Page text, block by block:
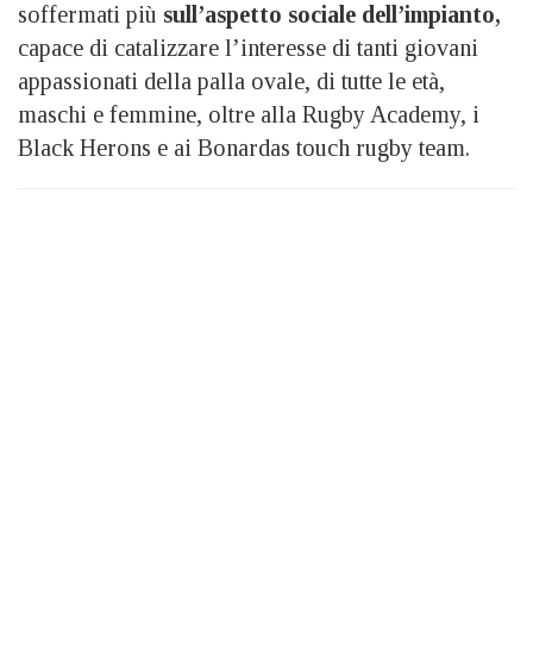
soffermati più sull’aspetto sociale dell’impianto,
capace di catalizzare l’interesse di tanti giovani
appassionati della palla ovale, di tutte le età,
maschi e femmine, oltre alla Rugby Academy, i
Black Herons e ai Bonardas touch rugby team.